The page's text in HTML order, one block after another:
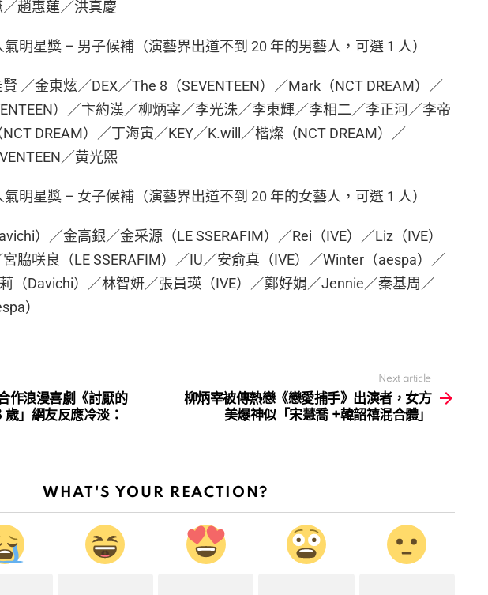
趙惠蓮／洪真慶
明星獎 – 男子候補（演藝界出道不到 20 年的男藝人，可選 1 人）
／金東炫／DEX／The 8（SEVENTEEN）／Mark（NCT DREAM）／
）／卞約漢／柳炳宰／李光洙／李東輝／李相二／李正河／李帝
DREAM）／丁海寅／KEY／K.will／楷燦（NCT DREAM）／
／黃光熙
明星獎 – 女子候補（演藝界出道不到 20 年的女藝人，可選 1 人）
）／金高銀／金采源（LE SSERAFIM）／Rei（IVE）／Liz（IVE）
脇咲良（LE SSERAFIM）／IU／安俞真（IVE）／Winter（aespa）／
（Davichi）／林智妍／張員瑛（IVE）／鄭好娟／Jennie／秦基周／
）
作浪漫喜劇《討厭的
」網友反應冷淡：
Next article
柳炳宰被傳熱戀《戀愛捕手》出演者，女方
美爆神似「宋慧喬 +韓韶禧混合體」
WHAT'S YOUR REACTION?